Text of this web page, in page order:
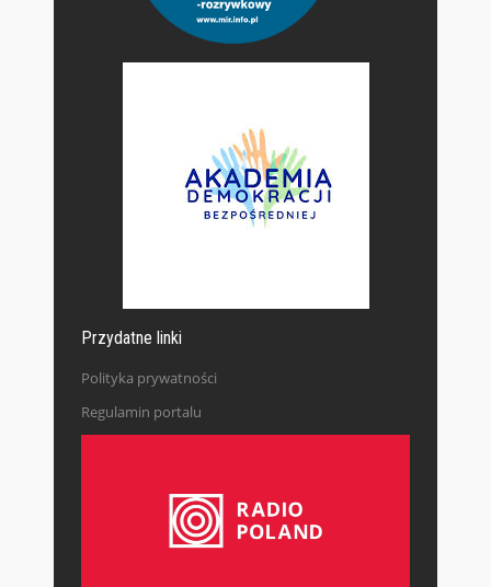
Przydatne linki
Polityka prywatności
Regulamin portalu